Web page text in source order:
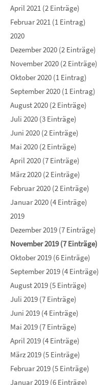
April 2021 (2 Einträge)
Februar 2021 (1 Eintrag)
2020
Dezember 2020 (2 Einträge)
November 2020 (2 Einträge)
Oktober 2020 (1 Eintrag)
September 2020 (1 Eintrag)
August 2020 (2 Einträge)
Juli 2020 (3 Einträge)
Juni 2020 (2 Einträge)
Mai 2020 (2 Einträge)
April 2020 (7 Einträge)
März 2020 (2 Einträge)
Februar 2020 (2 Einträge)
Januar 2020 (4 Einträge)
2019
Dezember 2019 (7 Einträge)
November 2019 (7 Einträge)
Oktober 2019 (6 Einträge)
September 2019 (4 Einträge)
August 2019 (5 Einträge)
Juli 2019 (7 Einträge)
Juni 2019 (4 Einträge)
Mai 2019 (7 Einträge)
April 2019 (4 Einträge)
März 2019 (5 Einträge)
Februar 2019 (5 Einträge)
Januar 2019 (6 Einträge)